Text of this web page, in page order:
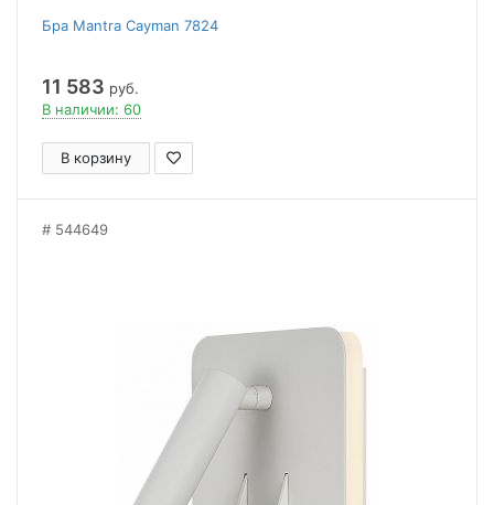
Бра Mantra Cayman 7824
11 583 руб.
В наличии: 60
В корзину
544649